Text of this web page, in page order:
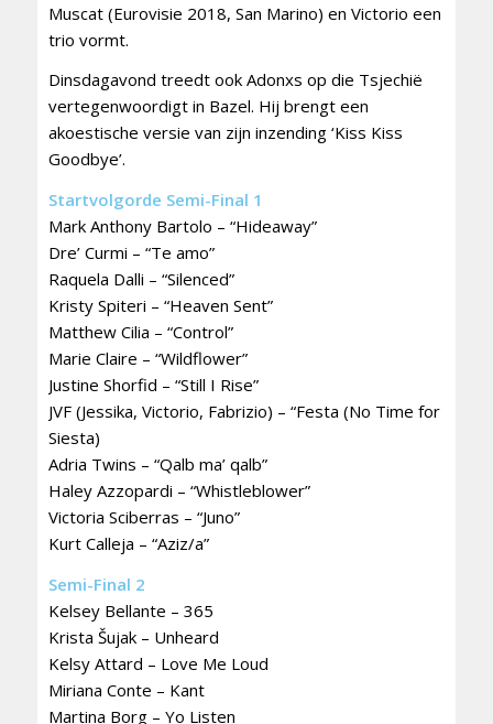
Muscat (Eurovisie 2018, San Marino) en Victorio een
trio vormt.
Dinsdagavond treedt ook Adonxs op die Tsjechië
vertegenwoordigt in Bazel. Hij brengt een
akoestische versie van zijn inzending ‘Kiss Kiss
Goodbye’.
Startvolgorde Semi-Final 1
Mark Anthony Bartolo – “Hideaway”
Dre’ Curmi – “Te amo”
Raquela Dalli – “Silenced”
Kristy Spiteri – “Heaven Sent”
Matthew Cilia – “Control”
Marie Claire – “Wildflower”
Justine Shorfid – “Still I Rise”
JVF (Jessika, Victorio, Fabrizio) – “Festa (No Time for
Siesta)
Adria Twins – “Qalb ma’ qalb”
Haley Azzopardi – “Whistleblower”
Victoria Sciberras – “Juno”
Kurt Calleja – “Aziz/a”
Semi-Final 2
Kelsey Bellante – 365
Krista Šujak – Unheard
Kelsy Attard – Love Me Loud
Miriana Conte – Kant
Martina Borg – Yo Listen